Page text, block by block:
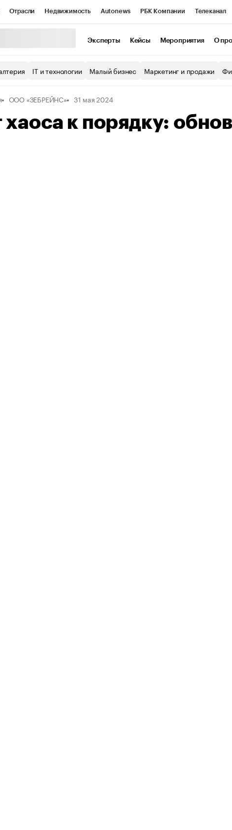
Отрасли Недвижимость Autonews РБК Компании Телеканал
Экономика Бизнес
Эксперты Кейсы Мероприятия О
IT и технологии Малый бизнес Маркетинг и продажи
ООО «ЗЕБРЕЙНС» 31 мая 2024
хаоса к порядку: